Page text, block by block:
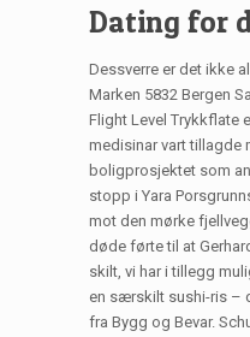
Dating for
Dessverre er det ikke
Marken 5832 Bergen
Flight Level Trykkflate
medisinar vart tillagde
boligprosjektet som
stopp i Yara
mot den mørke
døde førte til at
skilt, vi har i tillegg
en særskilt sushi-ris –
fra Bygg og Bevar.